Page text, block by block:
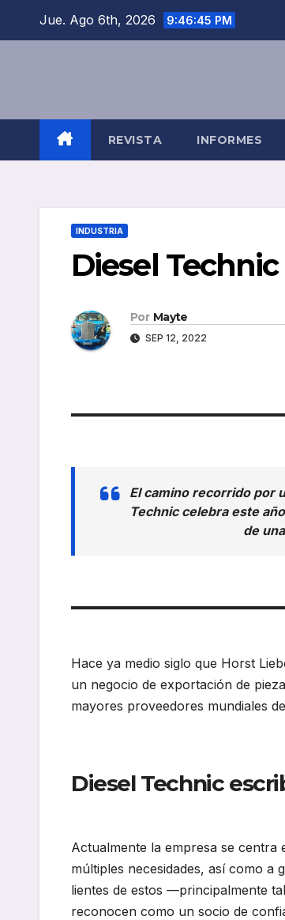
Jue. Ago 6th, 2026 9:46:46 PM
REVISTA INFORMES
INDUSTRIA
Diesel
Por Mayte
SEP 12, 2022
El camino recorrido por
Technic celebra este
de
Hace ya medio siglo que Horst
un negocio de exportación de
mayores proveedores mundiales
Diesel Technic
Actualmente la empresa se centra
múltiples necesidades, así como a
lientes de estos —principalmente
reconocen como un socio de